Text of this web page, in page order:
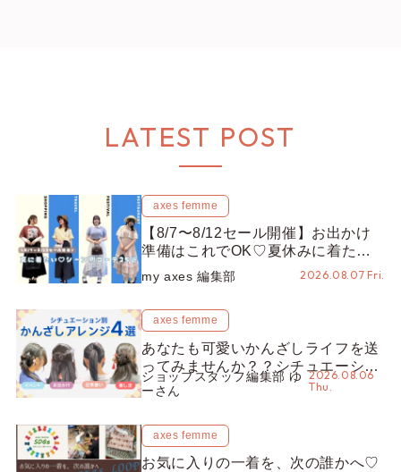
LATEST POST
axes femme
【8/7〜8/12セール開催】お出かけ
準備はこれでOK♡夏休みに着たい
コーデ25選をシーン別に徹底解説！
my axes 編集部 2026.08.07 Fri.
axes femme
あなたも可愛いかんざしライフを送
ってみませんか？？シチュエーショ
ン別“かんざし”のオススメ【ショッ
プスタッフ編集部】
ショップスタッフ編集部 ゆ
ーさん
2026.08.06
Thu.
axes femme
お気に入りの一着を、次の誰かへ♡